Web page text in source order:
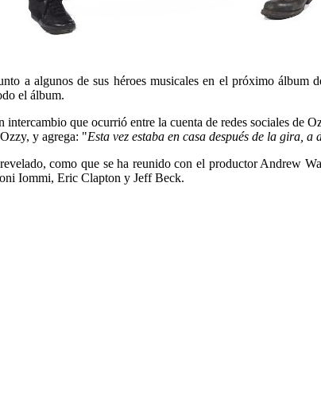
a algunos de sus héroes musicales en el próximo
el álbum.
que ocurrió entre la cuenta de redes sociales de
y agrega: "Esta vez estaba en casa después de la gira,
como que se ha reunido con el productor Andrew
Iommi, Eric Clapton y Jeff Beck.